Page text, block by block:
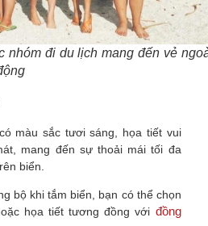
nhóm đi du lịch mang đến vẻ
màu sắc tươi sáng, họa tiết vui
mang đến sự thoải mái tối đa
biển.
bộ khi tắm biển, bạn có thể chọn
họa tiết tương đồng với đồng